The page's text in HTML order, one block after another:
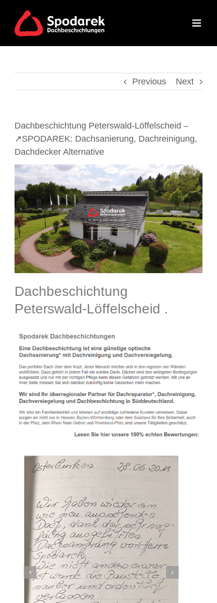
content
Previous Next
Dachbeschichtung Peterswald-Löffelscheid –
↗️SPODAREK: Dachsanierung, Dachreinigung,
Dachdecker Alternative
Dachbeschichtung
Peterswald-Löffelscheid .